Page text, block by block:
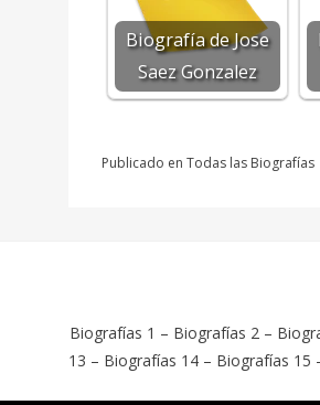
Biografía de Jose
Saez Gonzalez
Publicado en Todas las Biografías
Biografías 1 – Biografías 2 –
13 – Biografías 14 – Biografías 15